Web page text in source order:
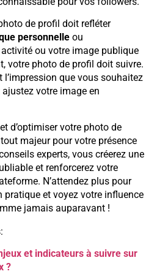
de profil doit refléter
personnelle ou
ou votre image publique
votre photo de profil doit suivre.
l’impression que vous souhaitez
votre image en
d’optimiser votre photo de
majeur pour votre présence
experts, vous créerez une
et renforcerez votre
N’attendez plus pour
pratique et voyez votre influence
jamais auparavant !
et indicateurs à suivre sur
?